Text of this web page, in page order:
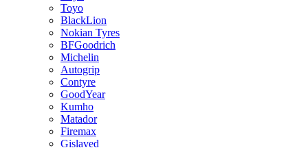
Toyo
BlackLion
Nokian Tyres
BFGoodrich
Michelin
Autogrip
Contyre
GoodYear
Kumho
Matador
Firemax
Gislaved